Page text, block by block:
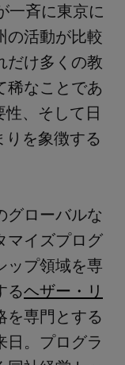
一斉に東京に
の活動が比較
だけ多くの教
稀なことであ
、そして日
を象徴する
グローバルな
マイズプログ
ップ領域を専
るヘザー・リ
を専門とする
日。プログラ